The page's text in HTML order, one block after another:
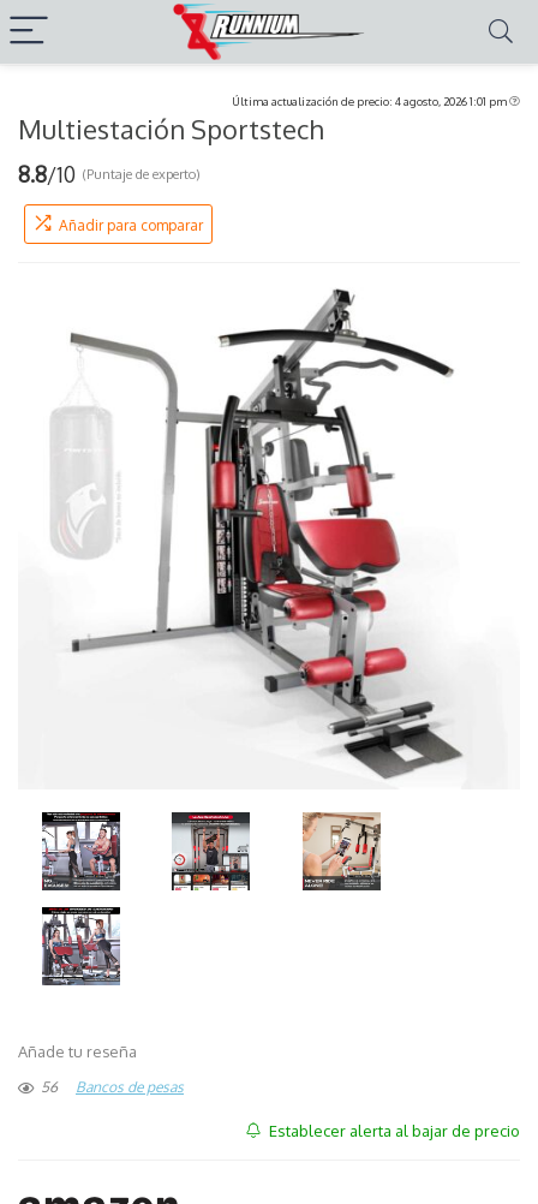
Última actualización de precio: 4 agosto, 2026 1:01 pm
Multiestación Sportstech
8.8/10 (Puntaje de experto)
Añadir para comparar
Añade tu reseña
56 Bancos de pesas
Establecer alerta al bajar de precio